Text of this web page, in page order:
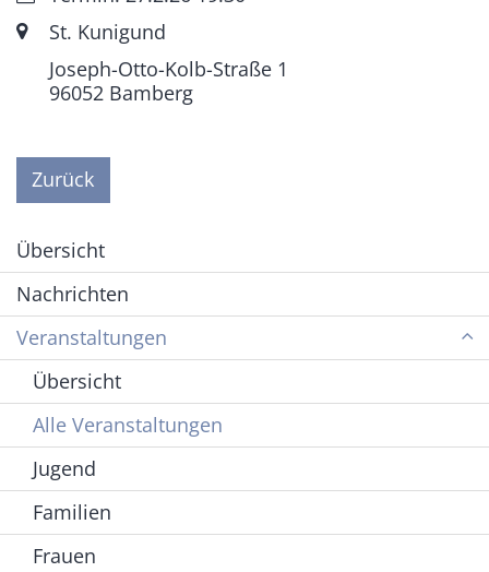
Ort: St. Kunigund
Joseph-Otto-Kolb-Straße 1
96052 Bamberg
Zurück
Übersicht
Nachrichten
Veranstaltungen
Übersicht
Alle Veranstaltungen
Jugend
Familien
Frauen